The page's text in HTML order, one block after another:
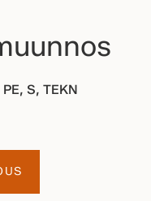
S, TEKN